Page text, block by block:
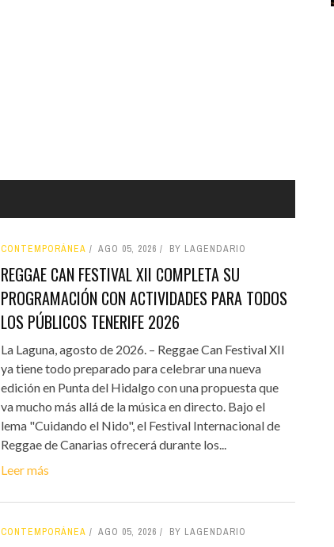
CONTEMPORÁNEA AGO 05, 2026 BY LAGENDARIO
REGGAE CAN FESTIVAL XII COMPLETA SU
PROGRAMACIÓN CON ACTIVIDADES PARA TODOS
LOS PÚBLICOS TENERIFE 2026
La Laguna, agosto de 2026. – Reggae Can Festival XII
ya tiene todo preparado para celebrar una nueva
edición en Punta del Hidalgo con una propuesta que
va mucho más allá de la música en directo. Bajo el
lema "Cuidando el Nido", el Festival Internacional de
Reggae de Canarias ofrecerá durante los...
Leer más
CONTEMPORÁNEA AGO 05, 2026 BY LAGENDARIO